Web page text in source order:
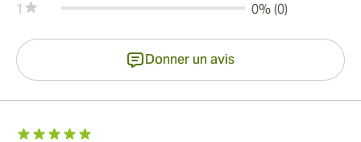
1
0% (0)
Donner un avis